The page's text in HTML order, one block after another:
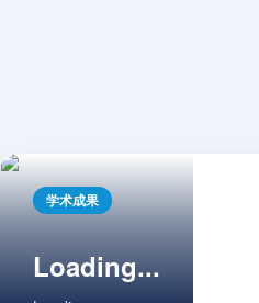
学术成果
Loading...